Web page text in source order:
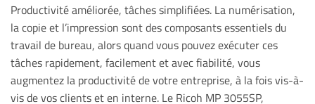
Productivité améliorée, tâches simplifiées. La numérisation,
la copie et l’impression sont des composants essentiels du
travail de bureau, alors quand vous pouvez exécuter ces
tâches rapidement, facilement et avec fiabilité, vous
augmentez la productivité de votre entreprise, à la fois vis-à-
vis de vos clients et en interne. Le Ricoh MP 3055SP,